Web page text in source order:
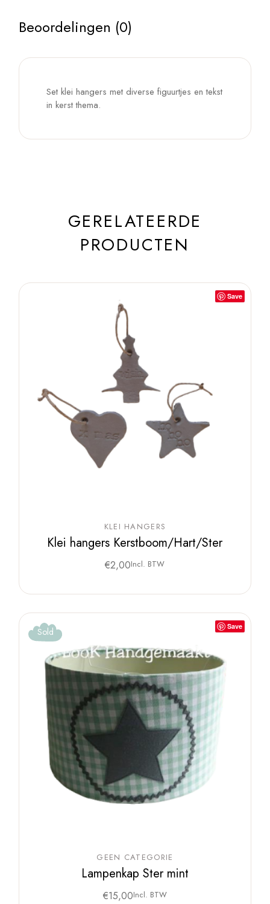
Beoordelingen (0)
Set klei hangers met diverse figuurtjes en tekst
in kerst thema.
GERELATEERDE
PRODUCTEN
Save
KLEI HANGERS
Klei hangers Kerstboom/Hart/Ster
€2,00Incl. BTW
Save
Sold
GEEN CATEGORIE
Lampenkap Ster mint
€15,00Incl. BTW